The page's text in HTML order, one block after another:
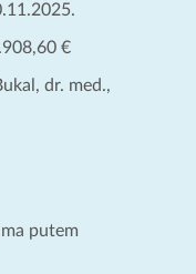
€
dr. med.,
putem